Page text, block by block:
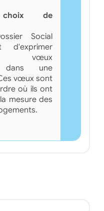
de
Social
d'exprimer
vœux
une
vœux sont
où ils ont
mesure des